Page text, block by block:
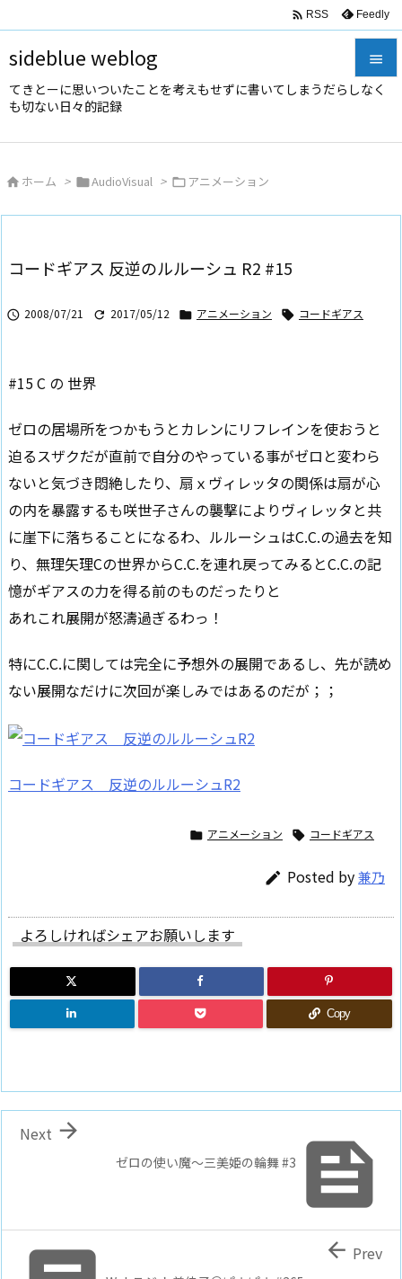
sideblue weblog
てきとーに思いついたことを考えもせずに書いてしまうだらしなく
も切ない日々的記録



 RSS Feedly
 ホーム > AudioVisual > アニメーション
コードギアス 反逆のルルーシュ R2 #15
 2008/07/21  2017/05/12  アニメーション  コードギアス
#15 C の 世界
ゼロの居場所をつかもうとカレンにリフレインを使おうと
迫るスザクだが直前で自分のやっている事がゼロと変わら
ないと気づき悶絶したり、扇ｘヴィレッタの関係は扇が心
の内を暴露するも咲世子さんの襲撃によりヴィレッタと共
に崖下に落ちることになるわ、ルルーシュはC.C.の過去を知
り、無理矢理Cの世界からC.C.を連れ戻ってみるとC.C.の記
憶がギアスの力を得る前のものだったりと
あれこれ展開が怒濤過ぎるわっ！
特にC.C.に関しては完全に予想外の展開であるし、先が読め
ない展開なだけに次回が楽しみではあるのだが；；
コードギアス 反逆のルルーシュR2
 アニメーション  コードギアス
 Posted by兼乃
よろしければシェアお願いします
Copy

ゼロの使い魔～三美姫の輪舞 #3

Next
 Prev